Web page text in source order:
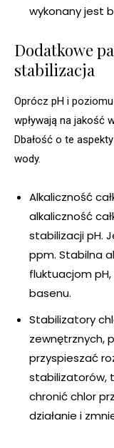
wykonany jest
Dodatkowe
stabilizacja
Oprócz pH i
wpływają na jakość
Dbałość o te
wody.
Alkaliczność
alkaliczność
stabilizacji pH.
ppm. Stabilna
fluktuacjom
basenu.
Stabilizatory
zewnętrznych,
przyspieszać
stabilizatorów,
chronić chlor
działanie i